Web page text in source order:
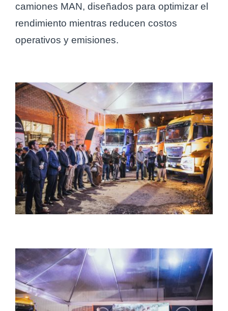
camiones MAN, diseñados para optimizar el
rendimiento mientras reducen costos
operativos y emisiones.